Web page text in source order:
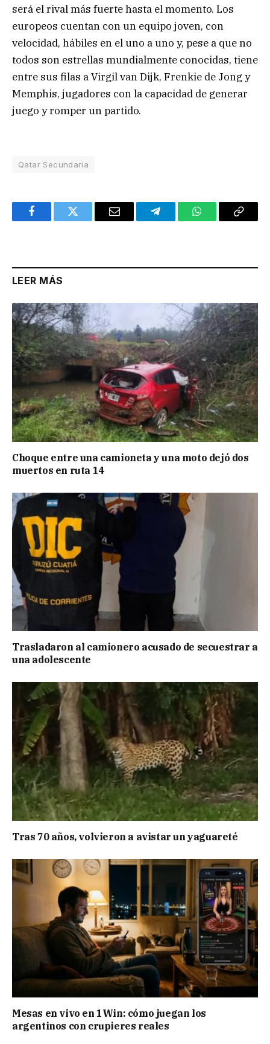
será el rival más fuerte hasta el momento. Los
europeos cuentan con un equipo joven, con
velocidad, hábiles en el uno a uno y, pese a que no
todos son estrellas mundialmente conocidas, tiene
entre sus filas a Virgil van Dijk, Frenkie de Jong y
Memphis, jugadores con la capacidad de generar
juego y romper un partido.
Qatar Secundaria
FacebookTwitter Email TelegramWhatsAppCopy
LEER MÁS
Choque entre una camioneta y una moto dejó dos
muertos en ruta 14
Trasladaron al camionero acusado de secuestrar a
una adolescente
Tras 70 años, volvieron a avistar un yaguareté
Mesas en vivo en 1Win: cómo juegan los
argentinos con crupieres reales